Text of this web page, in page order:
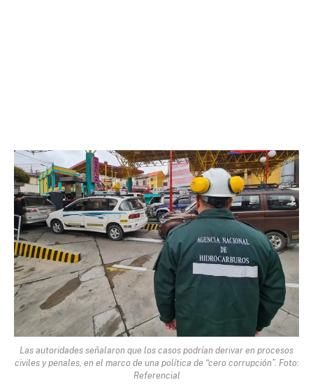
Las autoridades señalaron que los casos podrían derivar en procesos
civiles y penales, en el marco de una política de “cero corrupción”. Foto:
Referencial